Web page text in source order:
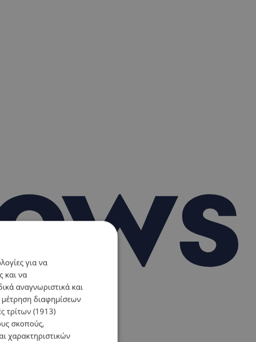
για να
και να
αναγνωριστικά και
μέτρηση διαφημίσεων
τρίτων (1913)
σκοπούς,
χαρακτηριστικών